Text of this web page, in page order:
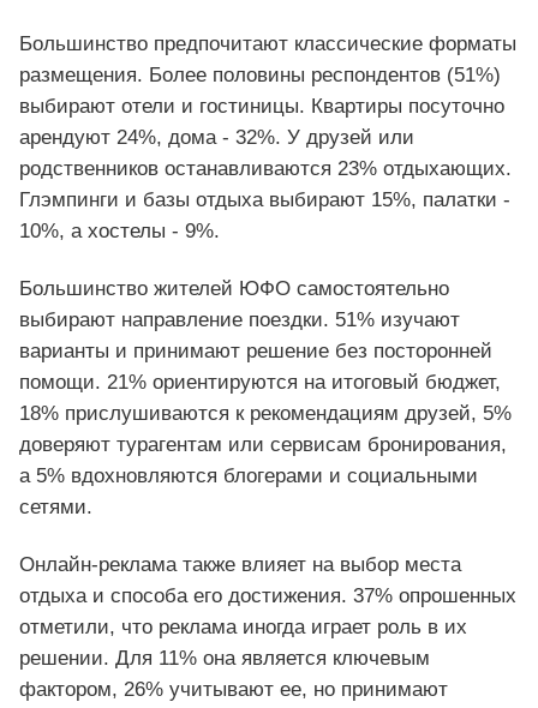
Большинство предпочитают классические форматы
размещения. Более половины респондентов (51%)
выбирают отели и гостиницы. Квартиры посуточно
арендуют 24%, дома - 32%. У друзей или
родственников останавливаются 23% отдыхающих.
Глэмпинги и базы отдыха выбирают 15%, палатки -
10%, а хостелы - 9%.
Большинство жителей ЮФО самостоятельно
выбирают направление поездки. 51% изучают
варианты и принимают решение без посторонней
помощи. 21% ориентируются на итоговый бюджет,
18% прислушиваются к рекомендациям друзей, 5%
доверяют турагентам или сервисам бронирования,
а 5% вдохновляются блогерами и социальными
сетями.
Онлайн-реклама также влияет на выбор места
отдыха и способа его достижения. 37% опрошенных
отметили, что реклама иногда играет роль в их
решении. Для 11% она является ключевым
фактором, 26% учитывают ее, но принимают